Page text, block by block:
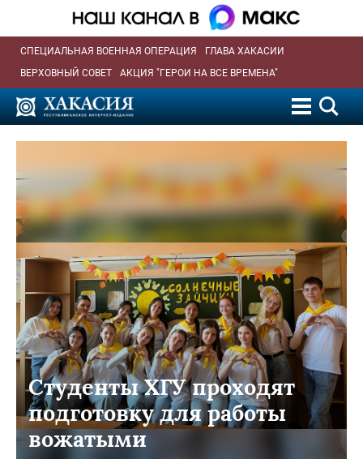
СПЕЦИАЛЬНАЯ ВОЕННАЯ ОПЕРАЦИЯ
ГЛАВА ХАКАСИИ
ВЕРХОВНЫЙ СОВЕТ
АКЦИЯ "ГЕРОИ НА ВСЕ ВРЕМЕНА"
Студенты ХГУ проходят
подготовку для работы
вожатыми